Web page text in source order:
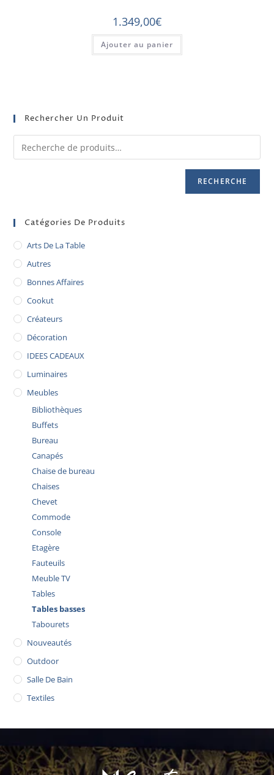
1.349,00€
Ajouter au panier
Rechercher Un Produit
RECHERCHE
Catégories De Produits
Arts De La Table
Autres
Bonnes Affaires
Cookut
Créateurs
Décoration
IDEES CADEAUX
Luminaires
Meubles
Bibliothèques
Buffets
Bureau
Canapés
Chaise de bureau
Chaises
Chevet
Commode
Console
Etagère
Fauteuils
Meuble TV
Tables
Tables basses
Tabourets
Nouveautés
Outdoor
Salle De Bain
Textiles